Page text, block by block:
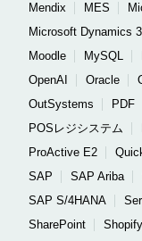
Mendix
MES
Microsoft Dynamics
Moodle
MySQL
OpenAI
Oracle
OutSystems
PDF
POSレジシステム
ProActive E2
SAP
SAP Ariba
SAP S/4HANA
SharePoint
Shopify